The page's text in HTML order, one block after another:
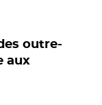
outre-
aux